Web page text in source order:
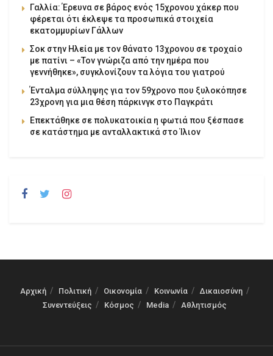
Γαλλία: Έρευνα σε βάρος ενός 15χρονου χάκερ που
φέρεται ότι έκλεψε τα προσωπικά στοιχεία
εκατομμυρίων Γάλλων
Σοκ στην Ηλεία με τον θάνατο 13χρονου σε τροχαίο
με πατίνι – «Τον γνώριζα από την ημέρα που
γεννήθηκε», συγκλονίζουν τα λόγια του γιατρού
Ένταλμα σύλληψης για τον 59χρονο που ξυλοκόπησε
23χρονη για μια θέση πάρκινγκ στο Παγκράτι
Επεκτάθηκε σε πολυκατοικία η φωτιά που ξέσπασε
σε κατάστημα με ανταλλακτικά στο Ίλιον
Αρχική Πολιτική Οικονομία Κοινωνία
Δικαιοσύνη
Συνεντεύξεις
Κόσμος Media Αθλητισμός